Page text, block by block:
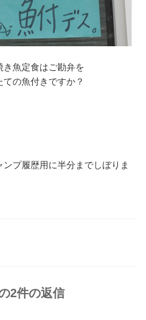
魚定食はご勘弁を
付きですか？
プ履歴用に半分までしぼりま
2件の返信